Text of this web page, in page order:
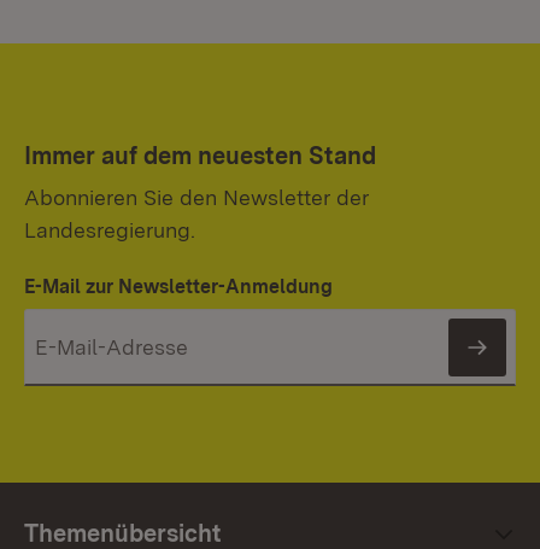
Immer auf dem neuesten Stand
Abonnieren Sie den Newsletter der
Landesregierung.
E-Mail zur Newsletter-Anmeldung
Themenübersicht